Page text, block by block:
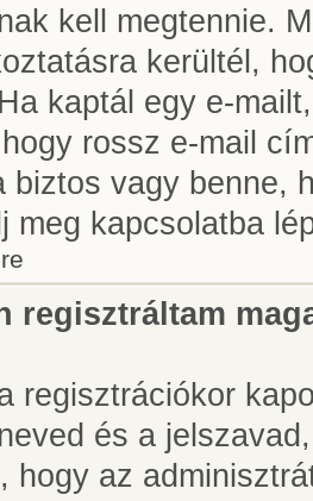
kell megtennie.
kerültél,
kaptál egy e-
rossz e-mail
biztos vagy benne,
meg kapcsolatba
regisztráltam
regisztrációkor
és a
hogy az